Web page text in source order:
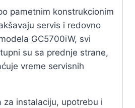
pametnim konstrukcionim
servis i redovno
GC5700iW, svi
su sa prednje strane,
vreme servisnih
za instalaciju, upotrebu i